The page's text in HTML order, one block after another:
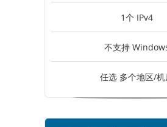
1个 IPv4
不支持
任选 多个地区/机